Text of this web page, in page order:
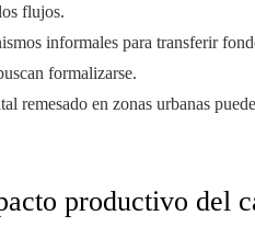
flujos.
informales para transferir
formalizarse.
remesado en zonas urbanas
productivo del